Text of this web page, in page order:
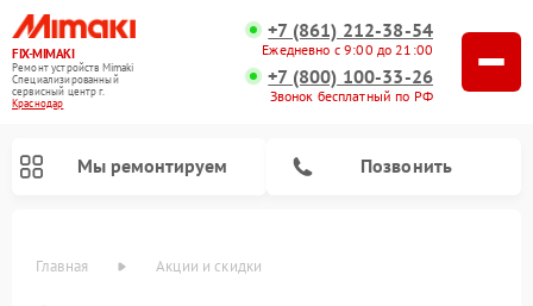
FIX-MIMAKI
Ремонт устройств Mimaki
Специализированный
cервисный центр г.
Краснодар
+7 (861) 212-38-54
Ежедневно с 9:00 до 21:00
+7 (800) 100-33-26
Звонок бесплатный по РФ
Мы ремонтируем Позвонить
Главная Акции и скидки